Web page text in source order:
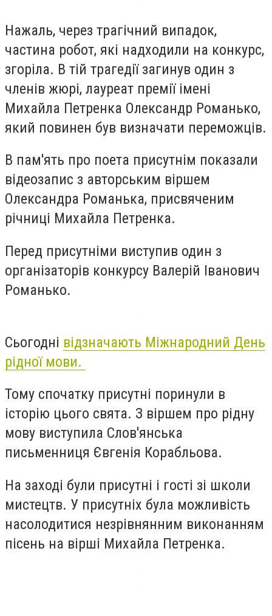
Нажаль, через трагічний випадок,
частина робот, які надходили на конкурс,
згоріла. В тій трагедії загинув один з
членів жюрі, лауреат премії імені
Михайла Петренка Олександр Романько,
який повинен був визначати переможців.
В пам'ять про поета присутнім показали
відеозапис з авторським віршем
Олександра Романька, присвяченим
річниці Михайла Петренка.
Перед присутніми виступив один з
організаторів конкурсу Валерій Іванович
Романько.
Сьогодні відзначають Міжнародний День
рідної мови.
Тому спочатку присутні поринули в
історію цього свята. З віршем про рідну
мову виступила Слов'янська
письменниця Євгенія Корабльова.
На заході були присутні і гості зі школи
мистецтв. У присутніх була можливість
насолодитися незрівнянним виконанням
пісень на вірші Михайла Петренка.